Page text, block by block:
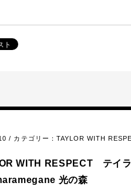
/ カテゴリー： TAYLOR WITH
WITH RESPECT テイ
光の森